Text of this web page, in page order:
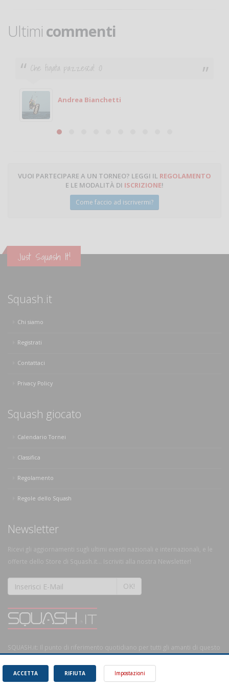
Ultimi commenti
Che figata pazzesca! :O
Andrea Bianchetti
VUOI PARTECIPARE A UN TORNEO? LEGGI IL REGOLAMENTO
E LE MODALITÀ DI ISCRIZIONE!
Come faccio ad iscrivermi?
Just Squash It!
Squash.it
Chi siamo
Registrati
Contattaci
Privacy Policy
Squash giocato
Calendario Tornei
Classifica
Regolamento
Regole dello Squash
Newsletter
Ricevi gli aggiornamenti sugli ultimi eventi nazionali e internazionali, e le
offerte dello Store di Squash.it... Iscriviti alla nostra Newsletter!
OK!
SQUASH.it: Il punto di riferimento quotidiano per tutti gli amanti di questo
RIFIUTA
ACCETTA Impostazioni